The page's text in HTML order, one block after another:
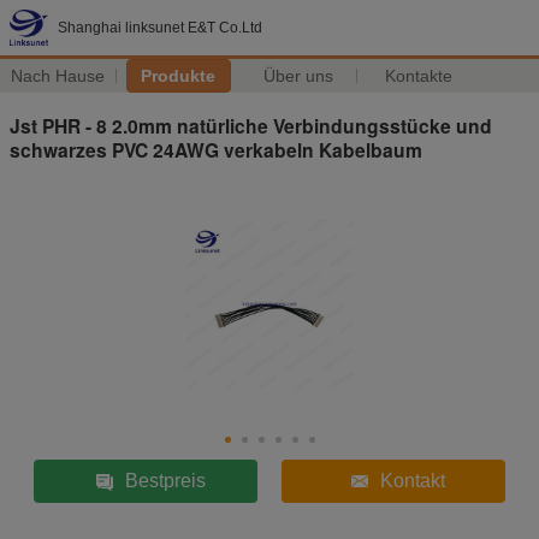
Shanghai linksunet E&T Co.Ltd
Nach Hause Produkte Über uns Kontakte
Jst PHR - 8 2.0mm natürliche Verbindungsstücke und
schwarzes PVC 24AWG verkabeln Kabelbaum
Bestpreis Kontakt